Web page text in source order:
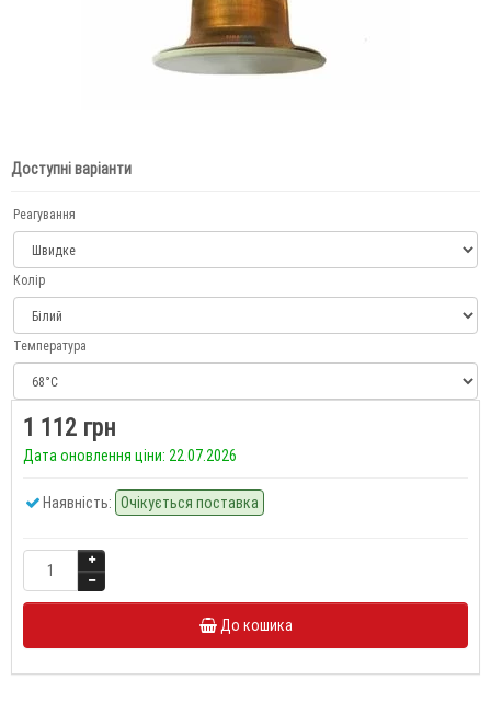
Доступні варіанти
Реагування
Колір
Температура
1 112 грн
Дата оновлення ціни: 22.07.2026
Наявність: Очікується поставка
До кошика